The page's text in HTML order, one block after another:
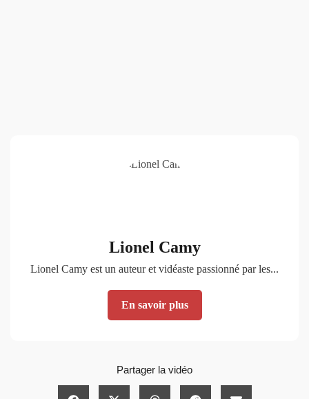
Lionel Camy
Lionel Camy est un auteur et vidéaste passionné par les...
En savoir plus
Partager la vidéo